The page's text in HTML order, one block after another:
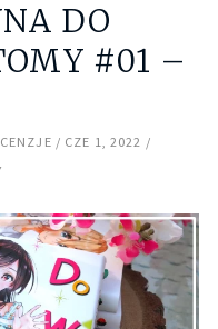
DO
#01 –
CZE 1, 2022